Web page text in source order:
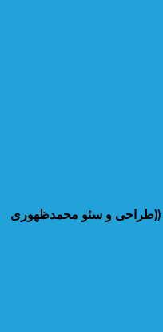
((طراحی و سئو محمدظهوری